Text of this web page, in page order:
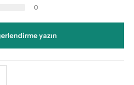
0
yazın